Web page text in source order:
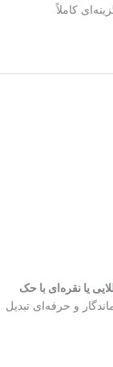
کاملاً
یا نقره‌ای با حک
و حرفه‌ای تبدیل